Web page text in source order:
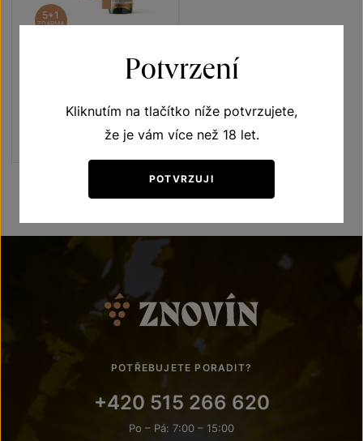
5+1
ZDARMA
Muškát moravský 5+1
pozdní sběr 2021
Šarže 1357
Kč
POTŘEBUJETE PORADIT?
+420 515 266 620
Po – Pá: 7:00 – 15:00
Potvrzení
Kliknutím na tlačítko níže potvrzujete,
že je vám více než 18 let.
POTVRZUJI